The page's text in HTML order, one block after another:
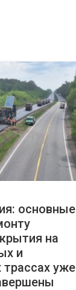
основные
на
и
уже